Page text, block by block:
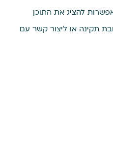
להציג את התוכן
תקינה או ליצור קשר עם